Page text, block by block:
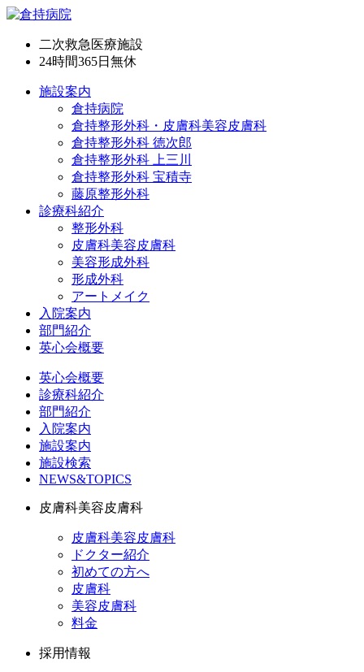
二次救急医療施設
24時間365日 無休
施設案内
倉持病院
倉持整形外科・皮膚科美容皮膚科
倉持整形外科 徳次郎
倉持整形外科 上三川
倉持整形外科 宝積寺
藤原整形外科
診療科紹介
整形外科
皮膚科美容皮膚科
美容形成外科
形成外科
アートメイク
入院案内
部門紹介
英心会概要
英心会概要
診療科紹介
部門紹介
入院案内
施設案内
施設検索
NEWS&TOPICS
皮膚科美容皮膚科
皮膚科美容皮膚科
ドクター紹介
初めての方へ
皮膚科
美容皮膚科
料金
採用情報